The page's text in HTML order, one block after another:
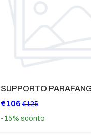
€106 €125
-15% sconto